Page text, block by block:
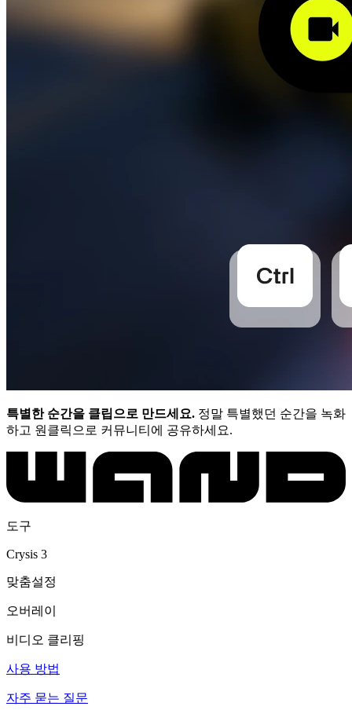
특별한 순간을 클립으로 만드세요. 정말 특별했던 순간을 녹화
하고 원클릭으로 커뮤니티에 공유하세요.
도구
Crysis 3
맞춤설정
오버레이
비디오 클리핑
사용 방법
자주 묻는 질문